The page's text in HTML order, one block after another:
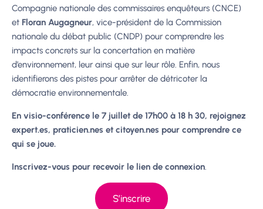
Compagnie nationale des commissaires enquêteurs (CNCE)
et Floran Augagneur, vice-président de la Commission
nationale du débat public (CNDP) pour comprendre les
impacts concrets sur la concertation en matière
d’environnement, leur ainsi que sur leur rôle. Enfin, nous
identifierons des pistes pour arrêter de détricoter la
démocratie environnementale.
En visio-conférence le 7 juillet de 17h00 à 18 h 30, rejoignez
expert.es, praticien.nes et citoyen.nes pour comprendre ce
qui se joue.
Inscrivez-vous pour recevoir le lien de connexion.
S’inscrire